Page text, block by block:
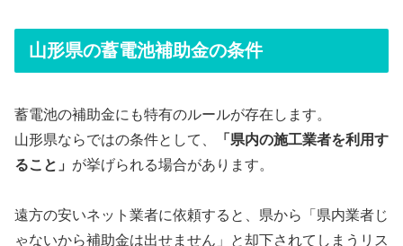
山形県の蓄電池補助金の条件
蓄電池の補助金にも特有のルールが存在します。
山形県ならではの条件として、
「県内の施工業者を利用す
ること」 が挙げられる場合があります。
遠方の安いネット業者に依頼すると、県から「県内業者じ
ゃないから補助金は出せません」と却下されてしまうリス